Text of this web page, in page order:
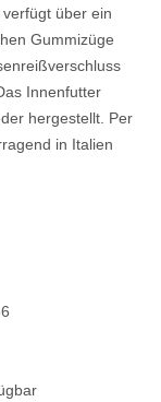
über ein
Gummizüge
Innenfutter
hergestellt. Per
in Italien